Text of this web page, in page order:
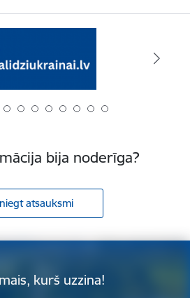
bija noderīga?
atsauksmi
kurš uzzina!